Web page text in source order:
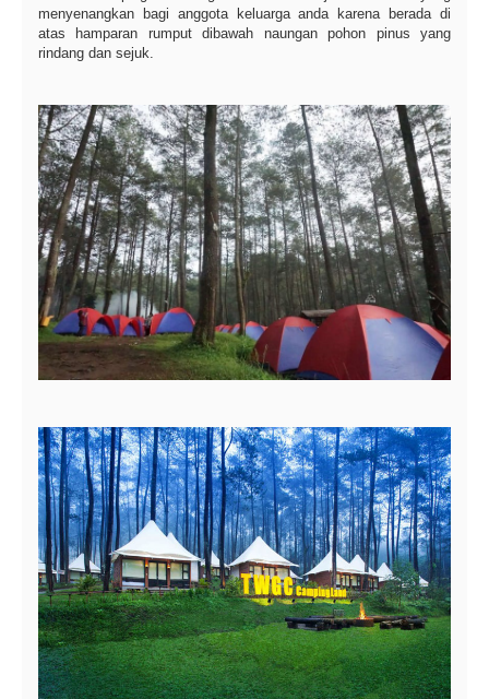
menyenangkan bagi anggota keluarga anda karena berada di
atas hamparan rumput dibawah naungan pohon pinus yang
rindang dan sejuk.